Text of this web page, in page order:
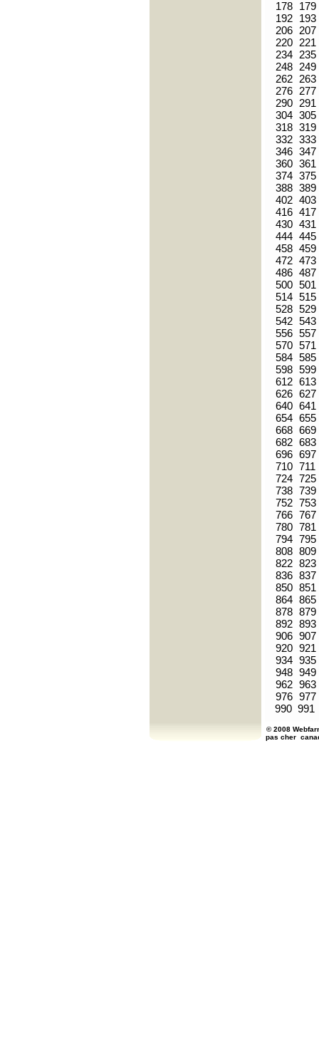
178
179
192
193
206 207
220
221
234
235
248
249
262
263
276
277
290
291
304 305
318 319
332 333
346 347
360 361
374 375
388 389
402 403
416 417
430 431
444 445
458 459
472 473
486 487
500 501
514 515
528 529
542 543
556 557
570 571
584 585
598 599
612 613
626 627
640 641
654 655
668 669
682 683
696 697
710 711
724 725
738 739
752 753
766 767
780 781
794 795
808 809
822 823
836 837
850 851
864 865
878 879
892 893
906 907
920 921
934 935
948 949
962 963
976 977
990 991
© 2008
pas cher